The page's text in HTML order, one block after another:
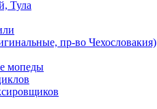
Тула
пр-во Чехословакия)
мопеды